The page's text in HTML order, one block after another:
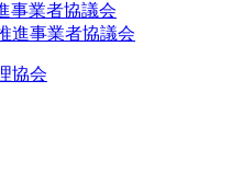
事業者協議会
進事業者協議会